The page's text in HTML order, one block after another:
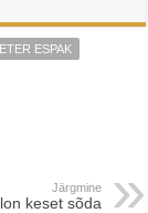
ESPAK
Järgmine
keset sõda